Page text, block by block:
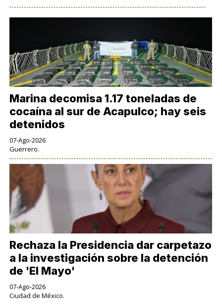
Marina decomisa 1.17 toneladas de
cocaína al sur de Acapulco; hay seis
detenidos
07-Ago-2026
Guerrero.
Rechaza la Presidencia dar carpetazo
a la investigación sobre la detención
de 'El Mayo'
07-Ago-2026
Ciudad de México.